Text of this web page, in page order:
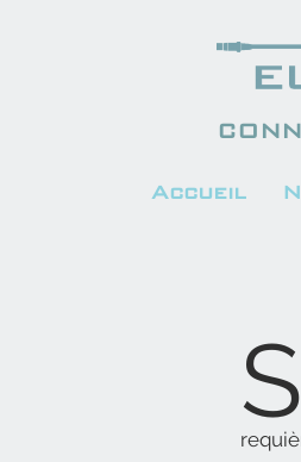
Accueil
S